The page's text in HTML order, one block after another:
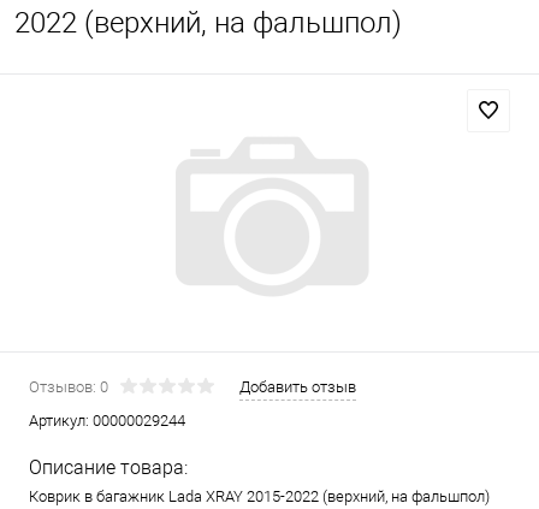
2022 (верхний, на фальшпол)
Отзывов: 0
Добавить отзыв
Артикул: 00000029244
Описание товара:
Коврик в багажник Lada XRAY 2015-2022 (верхний, на фальшпол)